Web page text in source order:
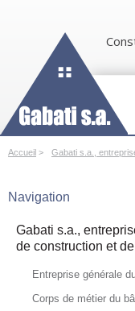
Accueil > Gabati s.a.,
Navigation
Gabati s.a.,
de construction et
Entreprise générale
Corps de métier du